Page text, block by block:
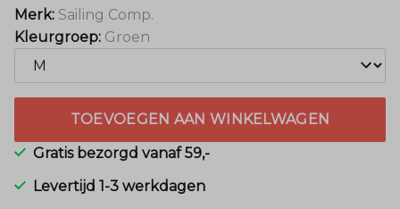
Merk: Sailing Comp.
Kleurgroep: Groen
TOEVOEGEN AAN WINKELWAGEN
Gratis bezorgd vanaf 59,-
Levertijd 1-3 werkdagen